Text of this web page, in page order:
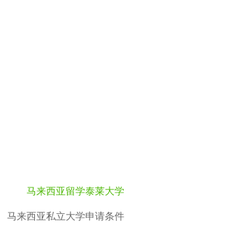
马来西亚留学泰莱大学
马来西亚私立大学申请条件